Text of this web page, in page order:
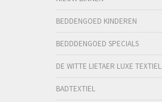
BEDDENGOED KINDEREN
BEDDDENGOED SPECIALS
DE WITTE LIETAER LUXE TEXTIEL
BADTEXTIEL